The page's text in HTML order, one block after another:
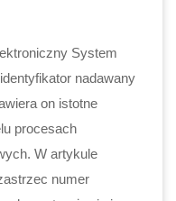
System
nadawany
on istotne
procesach
W artykule
numer